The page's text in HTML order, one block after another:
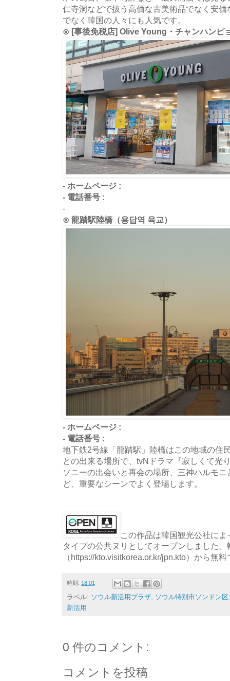
仁寺洞などで扱う高価な古美術品でなく安
でなく韓国の人々にも人気です。
⊙ [事後免税店] Olive Young・チャンハンピ
- ホームページ :
- 電話番号 :
-
⊙ 龍踏駅陸橋（용답역 육교）
- ホームページ :
- 電話番号 :
地下鉄2号線「龍踏駅」陸橋はこの地域の住
との出来る場所で、tvNドラマ『寂しくて光
ソニーの出会いと再会の場所、三神ハルモ
ど、重要なシーンでよく登場します。
この作品は韓国観光公社に
タイプの公共ヌリとしてオープンしました。
（https://kto.visitkorea.or.kr/jpn.kto）から無
時刻: 18:01
ラベル: ソウル新活用プラザ
ソウル特別市ソンドン
新活用
0 件のコメント:
コメントを投稿